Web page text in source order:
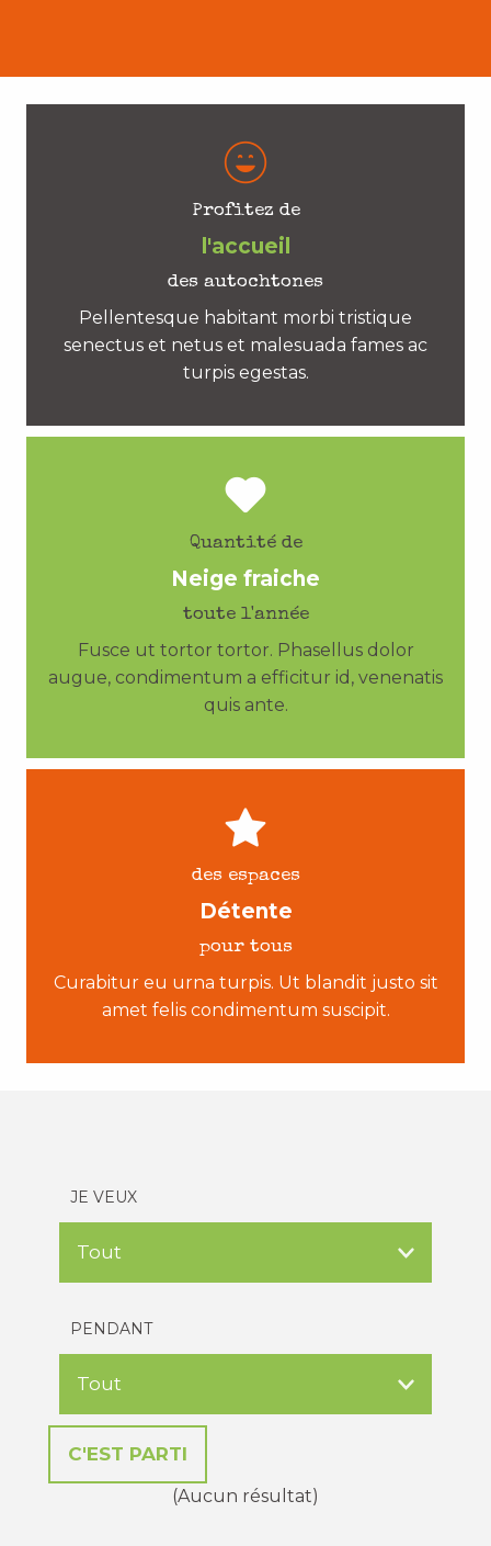
Profitez de
l'accueil
des autochtones
Pellentesque habitant morbi tristique
senectus et netus et malesuada fames ac
turpis egestas.
Quantité de
Neige fraiche
toute l'année
Fusce ut tortor tortor. Phasellus dolor
augue, condimentum a efficitur id, venenatis
quis ante.
des espaces
Détente
pour tous
Curabitur eu urna turpis. Ut blandit justo sit
amet felis condimentum suscipit.
JE VEUX
PENDANT
(Aucun résultat)